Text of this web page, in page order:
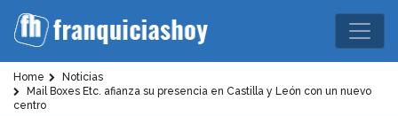
Home
Noticias
Mail Boxes Etc. afianza su presencia en Castilla y León con un nuevo
centro